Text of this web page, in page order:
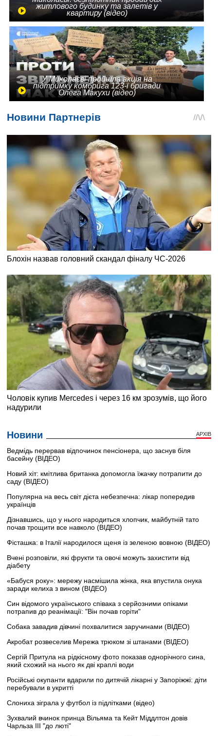
житлового будинку та залетів у
квартиру (відео)
У Миколаєві пройшла акція на
підтримку комбрига 123-ї бригади
Олега Макухи (відео)
Новини АРХІВ
Ведмідь перервав відпочинок пенсіонера, що заснув біля
басейну (ВІДЕО)
Новий хіт: кмітлива британка допомогла їжачку потрапити до
саду (ВІДЕО)
Популярна на весь світ дієта небезпечна: лікар попередив
українців
Дізнавшись, що у нього народиться хлопчик, майбутній тато
почав трощити все навколо (ВІДЕО)
Фісташка: в Італії народилося щеня із зеленою вовною (ВІДЕО)
Вчені розповіли, які фрукти та овочі можуть захистити від
діабету
«Бабуся року»: мережу насмішила жінка, яка впустила онука
заради келиха з вином (ВІДЕО)
Син відомого українського співака з серйозними опіками
потрапив до реанімації: "Він почав горіти"
Собака завадив дівчині похвалитися заручинами (ВІДЕО)
Акробат розвеселив Мережа трюком зі штанами (ВІДЕО)
Сергій Притула на рідкісному фото показав однорічного сина,
який схожий на нього як дві краплі води
Російські окупанти вдарили по дитячій лікарні у Запоріжжі: діти
перебували в укритті
Слониха зіграла у футбол із підлітками (відео)
Зухвалий вчинок принца Вільяма та Кейт Міддлтон довів
Чарльза III "до люті"